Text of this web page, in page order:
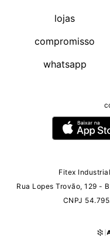
lojas
compromisso
whatsapp
Fitex
Rua Lopes Trovão, 129 -
CNPJ